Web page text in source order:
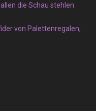
die Schau stehlen
von Palettenregalen,